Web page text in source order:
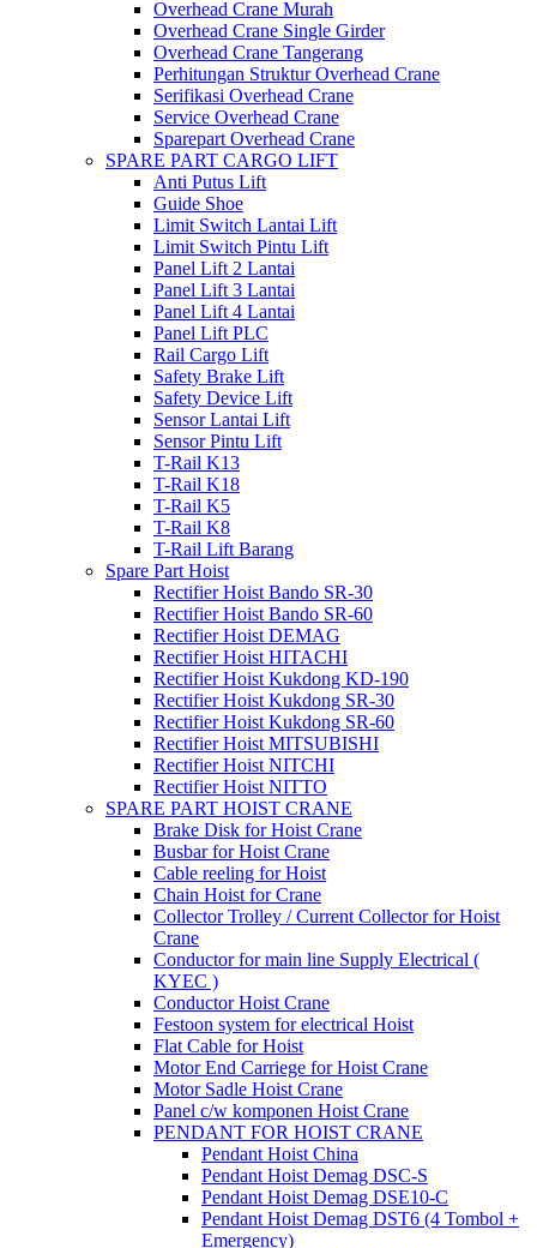
Overhead Crane Murah
Overhead Crane Single Girder
Overhead Crane Tangerang
Perhitungan Struktur Overhead Crane
Serifikasi Overhead Crane
Service Overhead Crane
Sparepart Overhead Crane
SPARE PART CARGO LIFT
Anti Putus Lift
Guide Shoe
Limit Switch Lantai Lift
Limit Switch Pintu Lift
Panel Lift 2 Lantai
Panel Lift 3 Lantai
Panel Lift 4 Lantai
Panel Lift PLC
Rail Cargo Lift
Safety Brake Lift
Safety Device Lift
Sensor Lantai Lift
Sensor Pintu Lift
T-Rail K13
T-Rail K18
T-Rail K5
T-Rail K8
T-Rail Lift Barang
Spare Part Hoist
Rectifier Hoist Bando SR-30
Rectifier Hoist Bando SR-60
Rectifier Hoist DEMAG
Rectifier Hoist HITACHI
Rectifier Hoist Kukdong KD-190
Rectifier Hoist Kukdong SR-30
Rectifier Hoist Kukdong SR-60
Rectifier Hoist MITSUBISHI
Rectifier Hoist NITCHI
Rectifier Hoist NITTO
SPARE PART HOIST CRANE
Brake Disk for Hoist Crane
Busbar for Hoist Crane
Cable reeling for Hoist
Chain Hoist for Crane
Collector Trolley / Current Collector for Hoist
Crane
Conductor for main line Supply Electrical (
KYEC )
Conductor Hoist Crane
Festoon system for electrical Hoist
Flat Cable for Hoist
Motor End Carriege for Hoist Crane
Motor Sadle Hoist Crane
Panel c/w komponen Hoist Crane
PENDANT FOR HOIST CRANE
Pendant Hoist China
Pendant Hoist Demag DSC-S
Pendant Hoist Demag DSE10-C
Pendant Hoist Demag DST6 (4 Tombol +
Emergency)